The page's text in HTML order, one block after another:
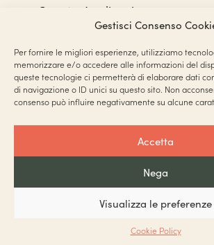
Gestisci Consenso
Per fornire le migliori esperienze, utilizziamo
memorizzare e/o accedere alle informazioni del
queste tecnologie ci permetterà di elaborare dati
di navigazione o ID unici su questo sito. Non
consenso può influire negativamente su alcune
Accetta
Nega
Visualizza le preferenze
Cookie Policy
Questa Applicazione non
richieste “Do Not Track”.
Per scoprire se gli eventuali
terze parti utilizzati le
l’Utente è invitato a
rispettive privacy policy.
Modifiche a questa
privacy policy
Il Titolare del Trattamento si
diritto di apportare modifiche
presente privacy policy in